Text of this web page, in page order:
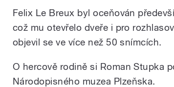
Felix Le Breux byl oceňován
což mu otevřelo dveře i pro
objevil se ve více než 50 snímcích.
O hercově rodině si Roman Stupka
Národopisného muzea Plzeňska.